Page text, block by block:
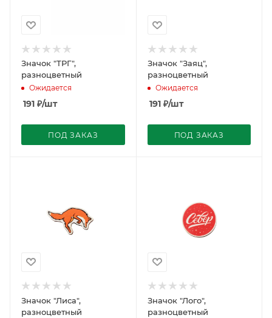
Значок "ТРГ",
разноцветный
Ожидается
191 ₽/шт
ПОД ЗАКАЗ
Значок "Заяц",
разноцветный
Ожидается
191₽/шт
ПОД ЗАКАЗ
Значок "Лиса",
разноцветный
Значок "Лого",
разноцветный